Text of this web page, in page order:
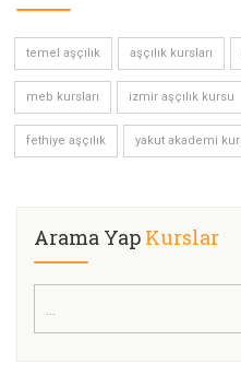
temel aşçılık aşçılık kursları
meb kursları izmir aşçılık kursu
fethiye aşçılık yakut akademi
Arama Yap Kurslar